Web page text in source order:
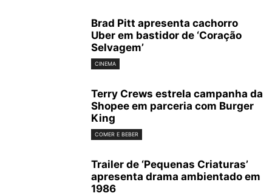
Brad Pitt apresenta cachorro
Uber em bastidor de ‘Coração
Selvagem’
CINEMA
Terry Crews estrela campanha da
Shopee em parceria com Burger
King
COMER E BEBER
Trailer de ‘Pequenas Criaturas’
apresenta drama ambientado em
1986